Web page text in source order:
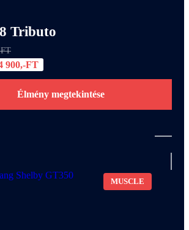
Tributo
900,-FT
Élmény megtekintése
MUSCLE